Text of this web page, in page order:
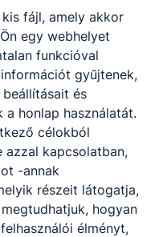
1%-
fájl, amely akkor
egy webhelyet
funkcióval
gyűjtenek,
és
a honlap használatát.
célokból
azzal kapcsolatban,
-annak
részeit látogatja,
hogyan
élményt,